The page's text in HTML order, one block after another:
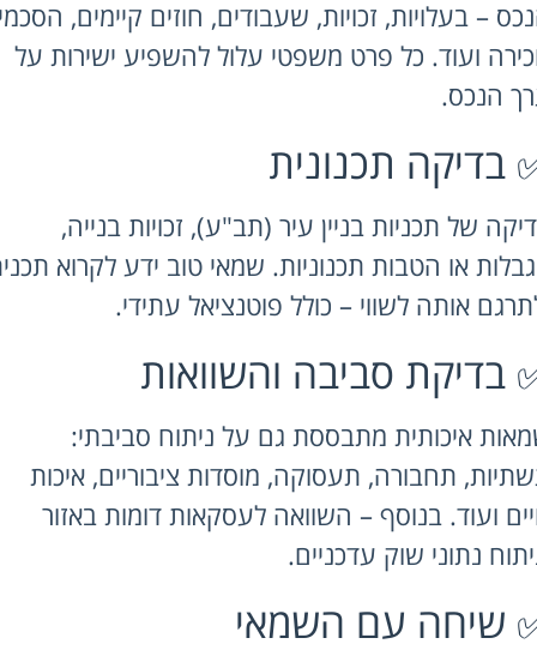
בעלויות, זכויות, שעבודים, חוזים קיימים, הסכמי
ועוד. כל פרט משפטי עלול להשפיע ישירות על
תכנונית
של תכניות בניין עיר (תב"ע), זכויות בנייה,
או הטבות תכנוניות. שמאי טוב ידע לקרוא תכנית
אותה לשווי – כולל פוטנציאל עתידי.
סביבה והשוואות
איכותית מתבססת גם על ניתוח סביבתי:
תחבורה, תעסוקה, מוסדות ציבוריים, איכות
בנוסף – השוואה לעסקאות דומות באזור
נתוני שוק עדכניים.
עם השמאי